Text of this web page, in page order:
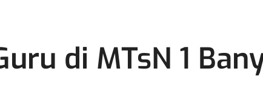
di MTsN 1